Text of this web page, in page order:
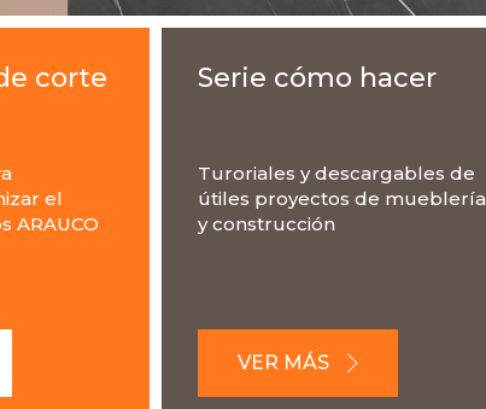
corte
el
ARAUCO
Serie cómo hacer
Turoriales y descargables de
útiles proyectos de mueblería
y construcción
VER MÁS